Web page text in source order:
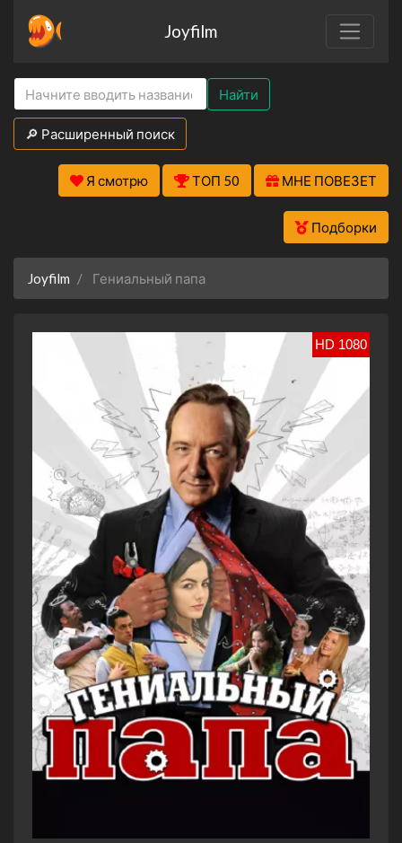
Joyfilm
Найти
🔎 Расширенный поиск
Я смотрю ТОП 50 МНЕ ПОВЕЗЕТ
Подборки
Joyfilm Гениальный папа
HD 1080